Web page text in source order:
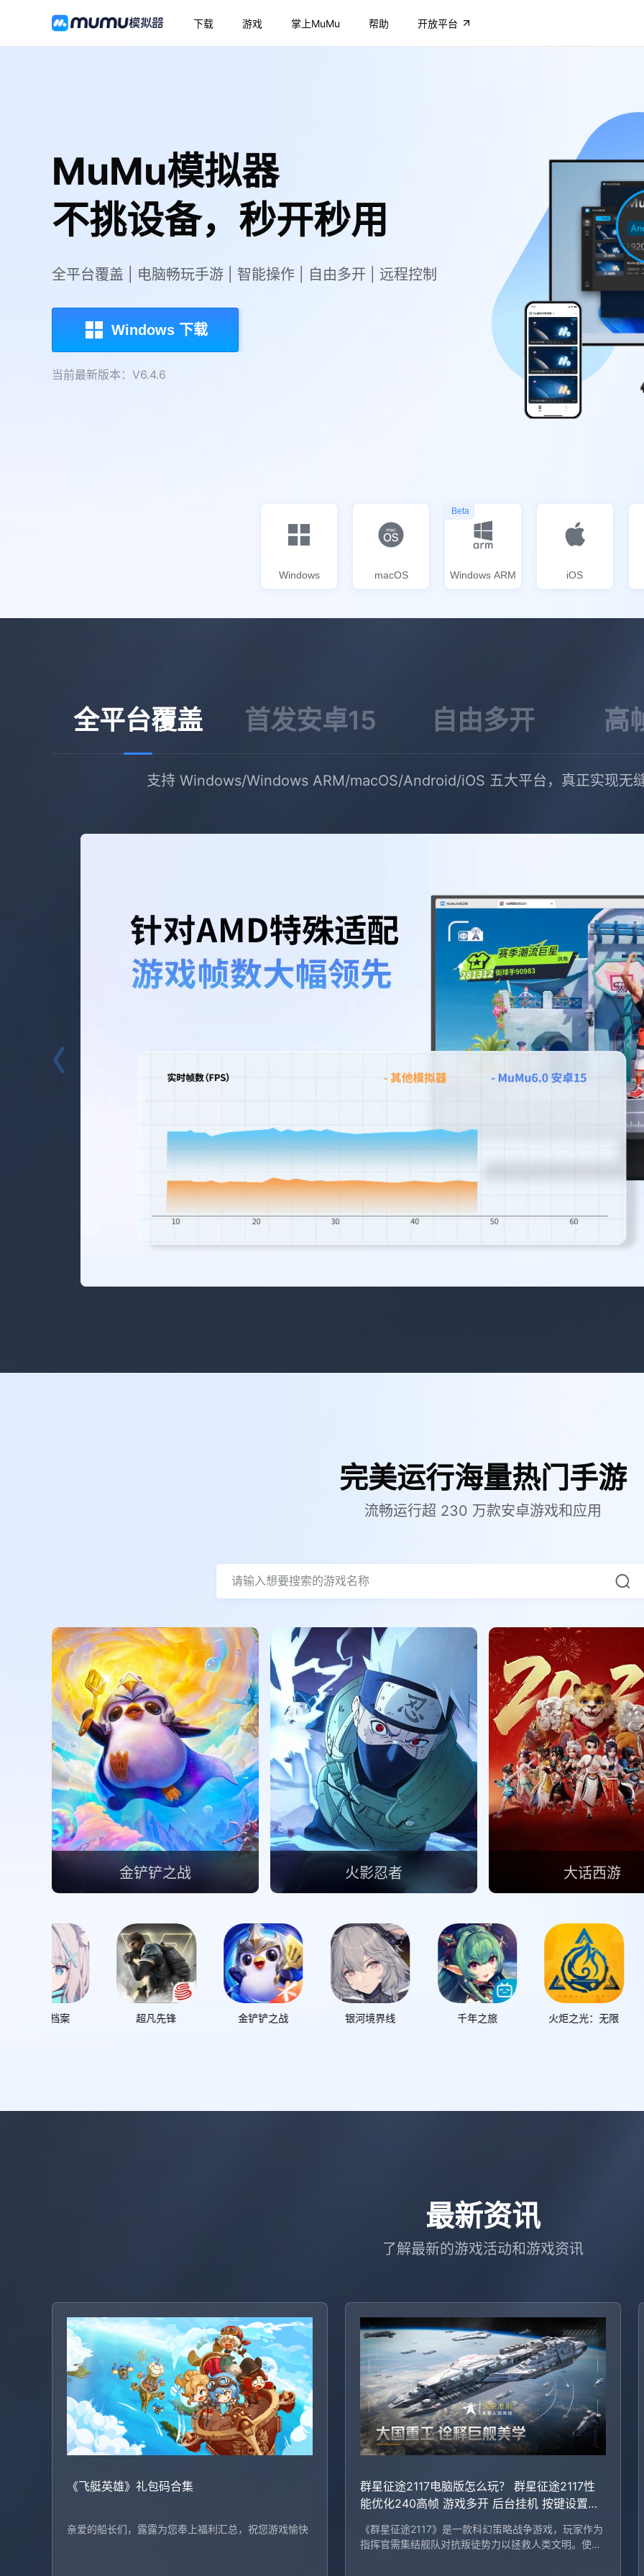
下载 游戏 掌上MuMu 帮助 开放平台
MuMu模拟器
不挑设备，秒开秒用
全平台覆盖 | 电脑畅玩手游 | 智能操作 | 自由多开 | 远程控制
Windows 下载
当前最新版本：V6.4.6
Windows macOS Windows ARM
Beta
iOS
全平台覆盖 首发安卓15 自由多开 高
支持 Windows/Windows ARM/macOS/Android/iOS 五大平台，真正实现无
完美运行海量热门手游
流畅运行超 230 万款安卓游戏和应用
金铲铲之战 火影忍者 大话西游
超凡先锋 金铲铲之战 银河境界线 千年之旅 火炬之光：无限 全明星街球派对
最新资讯
了解最新的游戏活动和游戏资讯
《飞艇英雄》礼包码合集
亲爱的船长们，露露为您奉上福利汇总，祝您游戏愉快
群星征途2117电脑版怎么玩？ 群星征途2117性
能优化240高帧 游戏多开 后台挂机 按键设置教
《群星征途2117》是一款科幻策略战争游戏，玩家作为
指挥官需集结舰队对抗叛徒势力以拯救人类文明。使用